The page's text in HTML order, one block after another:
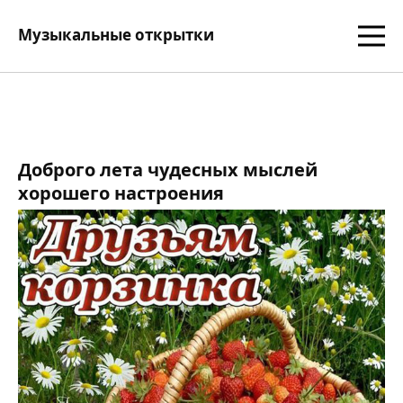
Музыкальные открытки
Доброго лета чудесных мыслей
хорошего настроения